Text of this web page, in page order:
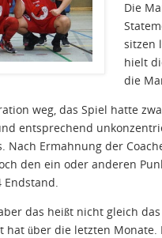
Die
sitzen
hielt
die
weg, das Spiel hatte
entsprechend
Ermahnung der
den ein oder anderen
Endstand.
das heißt nicht gleich
hat über die letzten